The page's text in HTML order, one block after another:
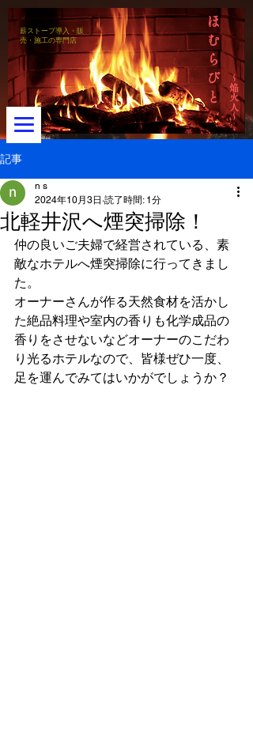
メニュー
薪ストーブ導入・販
売・施工の専門店
ほ
む
ら
び
と
～焔火人～
記事
北軽井沢へ煙突掃除！
n s
2024年10月3日 読了時間: 1分
仲の良いご夫婦で経営されている、素
敵なホテルへ煙突掃除に行ってきまし
た。
オーナーさんが作る天然食材を活かし
た絶品料理や室内の香りも化学成品の
香りをさせないなどオーナーのこだわ
り光るホテルなので、皆様ぜひ一度、
足を運んでみてはいかがでしょうか？